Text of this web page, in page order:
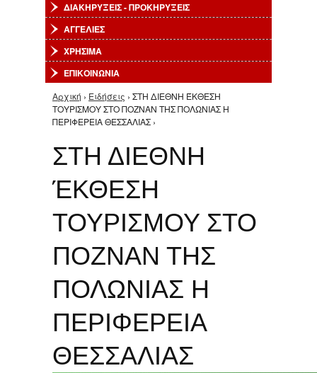
ΔΙΑΚΗΡΥΞΕΙΣ - ΠΡΟΚΗΡΥΞΕΙΣ
ΑΓΓΕΛΙΕΣ
ΧΡΗΣΙΜΑ
ΕΠΙΚΟΙΝΩΝΙΑ
Είστε εδώ
Αρχική › Ειδήσεις › ΣΤΗ ΔΙΕΘΝΗ ΈΚΘΕΣΗ
ΤΟΥΡΙΣΜΟΥ ΣΤΟ ΠΟΖΝΑΝ ΤΗΣ ΠΟΛΩΝΙΑΣ Η
ΠΕΡΙΦΕΡΕΙΑ ΘΕΣΣΑΛΙΑΣ ›
ΣΤΗ ΔΙΕΘΝΗ
ΈΚΘΕΣΗ
ΤΟΥΡΙΣΜΟΥ ΣΤΟ
ΠΟΖΝΑΝ ΤΗΣ
ΠΟΛΩΝΙΑΣ Η
ΠΕΡΙΦΕΡΕΙΑ
ΘΕΣΣΑΛΙΑΣ